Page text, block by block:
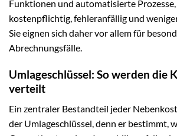
Funktionen und automatisierte
kostenpflichtig, fehleranfällig und
Sie eignen sich daher vor allem für
Abrechnungsfälle.
Umlageschlüssel: So werden die
verteilt
Ein zentraler Bestandteil jeder
der Umlageschlüssel, denn er bestimmt,